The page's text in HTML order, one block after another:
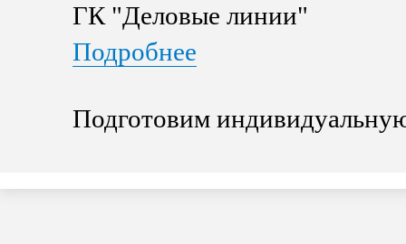
ГК "Деловые линии"
Подробнее
Подготовим